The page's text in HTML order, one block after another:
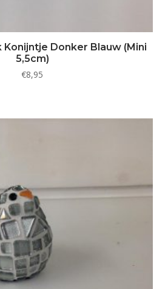
Donker Blauw (Mini
5,5cm)
€8,95